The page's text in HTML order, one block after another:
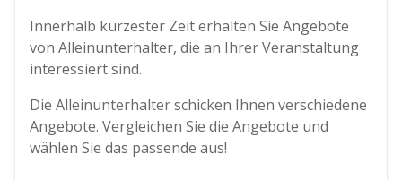
Innerhalb kürzester Zeit erhalten Sie Angebote
von Alleinunterhalter, die an Ihrer Veranstaltung
interessiert sind.
Die Alleinunterhalter schicken Ihnen verschiedene
Angebote. Vergleichen Sie die Angebote und
wählen Sie das passende aus!